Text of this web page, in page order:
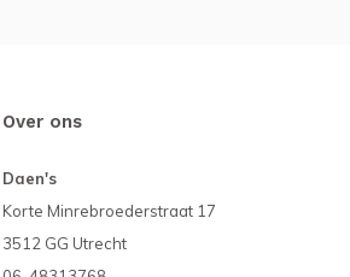
Over ons
Daen's
Korte Minrebroederstraat 17
3512 GG Utrecht